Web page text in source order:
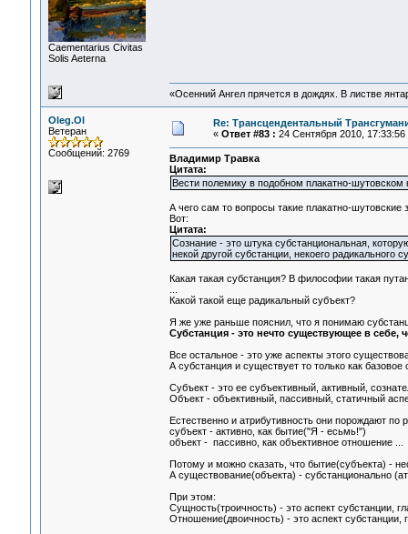
Сaementarius Civitas
Solis Aeterna
«Осенний Ангел прячется в дождях. В листве
Oleg.Ol
Ветеран
Сообщений: 2769
Re: Трансцендентальный
« Ответ #83 : 24 Сентября 2010, 17:33:56
Владимир Травка
Цитата:
Вести полемику в подобном плакатно-
А чего сам то вопросы такие плакатно-шутовские
Вот:
Цитата:
Сознание - это штука субстанциональная,
некой другой субстанции, некоего радикального
Какая такая субстанция? В философии такая
Какой такой еще радикальный субъект?
Я же уже раньше пояснил, что я понимаю
Субстанция - это нечто существующее в себе,
Все остальное - это уже аспекты этого
А субстанция и существует то только как
Субъект - это ее субъективный, активный,
Объект - объективный, пассивный, статичный
Естественно и атрибутивность они порождают по
субъект - активно, как бытие("Я - есьмь!")
объект - пассивно, как объективное отношение ...
Потому и можно сказать, что бытие(субъекта) -
А существование(объекта) - субстанционально
При этом:
Сущность(троичность) - это аспект субстанции,
Отношение(двоичность) - это аспект субстанции,